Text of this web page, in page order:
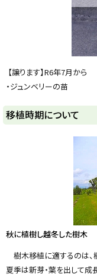
【譲ります】R6年7月から
・ジュンベリーの苗
ト
ッ
移植時期について
秋に植樹し越冬した樹木
樹木移植に適するのは、
夏季は新芽・葉を出して成